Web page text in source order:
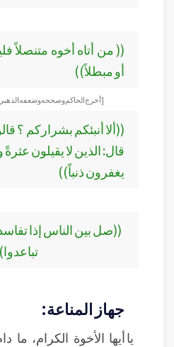
(( من أتاه أخوه متنصلاً
أو مبطلاً))
[أخرج الحاكم وصححه وضعفه
((ألا أنبئكم بشراركم ؟
قال: الذين لا يقيلون عثرةً
يغفرون ذنباً))
((صل بين الناس إذا
جهاز المناعة:
يا أيها الأخوة الكرام،